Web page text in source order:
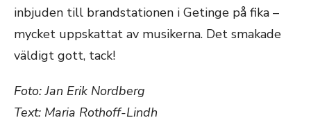
inbjuden till brandstationen i Getinge på fika –
mycket uppskattat av musikerna. Det smakade
väldigt gott, tack!
Foto: Jan Erik Nordberg
Text: Maria Rothoff-Lindh